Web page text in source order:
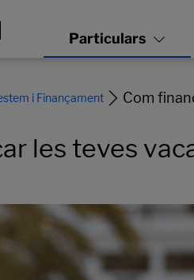
i Finançament Com
les teves